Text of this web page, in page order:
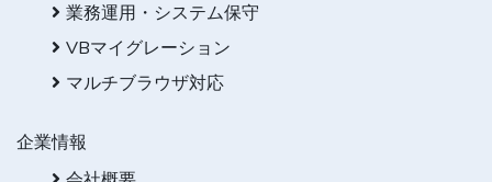
業務運用・システム保守
VBマイグレーション
マルチブラウザ対応
企業情報